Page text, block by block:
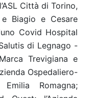
Città di Torino,
e Biagio e Cesare
Covid Hospital
di Legnago -
Trevigiana e
Ospedaliero-
Romagna;